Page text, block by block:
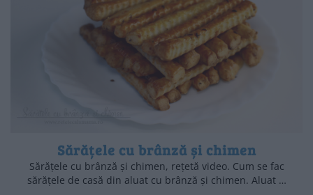
Sărățele cu brânză și chimen
Sărățele cu brânză și chimen, rețetă video. Cum se fac
sărățele de casă din aluat cu brânză și chimen. Aluat …